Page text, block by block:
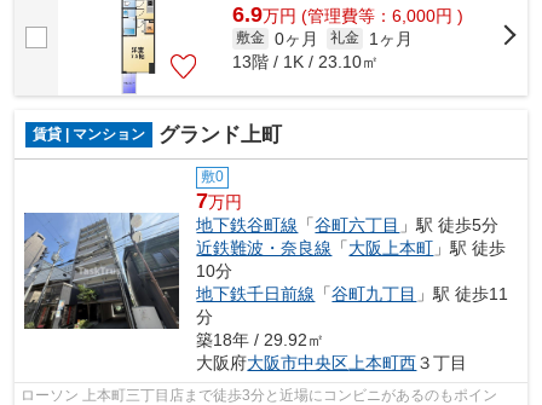
6.9万円 (管理費等：6,000円 )
敷金 0ヶ月 礼金
1ヶ月
13階 / 1K / 23.10㎡
賃貸 | マンション グランド上町
敷0
7万円
地下鉄谷町線 「谷町六丁目 」駅 徒歩5分
近鉄難波・奈良線 「大阪上本町 」駅 徒歩
10分
地下鉄千日前線 「谷町九丁目 」駅 徒歩11
分
築18年 / 29.92㎡
大阪府大阪市中央区 上本町西３丁目
ローソン 上本町三丁目店まで徒歩3分と近場にコンビニがあるのもポイン